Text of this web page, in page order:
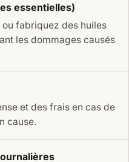
essentielles)
fabriquez des huiles
les dommages causés
et des frais en cas de
cause.